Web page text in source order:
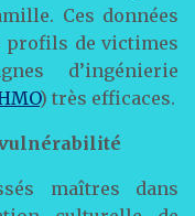
Ces données
profils de victimes
d’ingénierie
) très efficaces.
vulnérabilité
maîtres dans